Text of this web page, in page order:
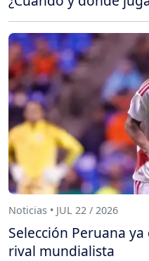
Noticias • JUL 22 / 2026
Selección Peruana
rival mundialista